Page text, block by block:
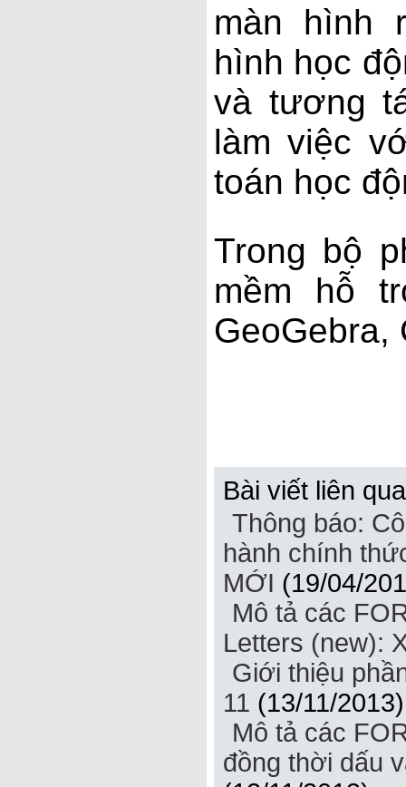
màn hình
hình học
và tương
làm việc
toán học
Trong bộ
mềm hỗ
GeoGebra,
Bài viết liên
Thông báo:
hành chính
MỚI (19/04/
Mô tả các
Letters (new):
Giới thiệu
11 (13/11/2013)
Mô tả các
đồng thời dấu